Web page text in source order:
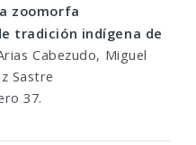
zoomorfa
tradición indígena de
Cabezudo, Miguel
Sastre
37.